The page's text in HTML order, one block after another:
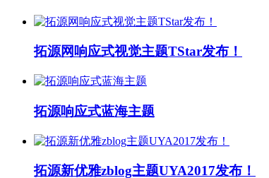
拓源网响应式视觉主题TStar发布！
拓源响应式蓝海主题
拓源新优雅zblog主题UYA2017发布！